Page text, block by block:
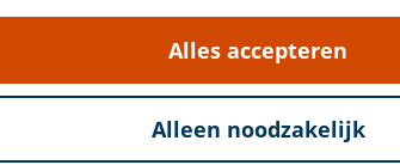
Alles accepteren
Alleen noodzakelijk
en de visserij. Aan de andere
de veerdienst voer tussen Zijpe en
sluis van Bruinisse ligt, is na de
de BV Jachthaven Bruinisse